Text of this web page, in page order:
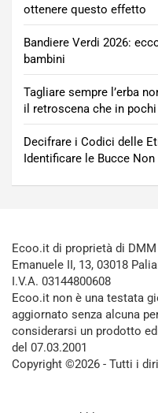
ottenere questo effetto
Bandiere Verdi 2026:
bambini
Tagliare sempre l’erba
il retroscena che in
Decifrare i Codici delle
Identificare le Bucce
Ecoo.it di proprietà di
Emanuele II, 13, 03018
I.V.A. 03144800608
Ecoo.it non è una testata
aggiornato senza alcuna
considerarsi un prodotto
del 07.03.2001
Copyright ©2026 - Tutti i